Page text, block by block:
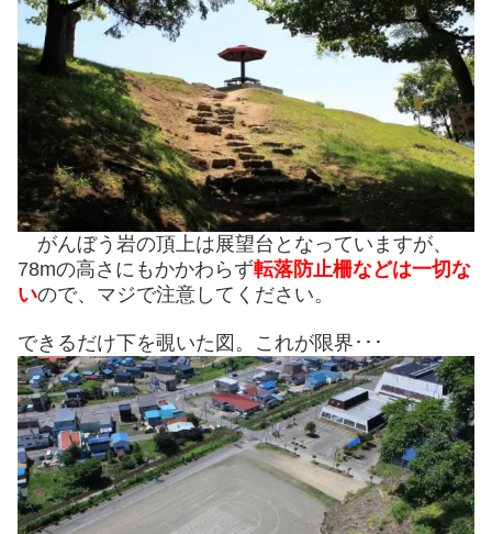
がんぼう岩の頂上は展望台となっていますが、
78mの高さにもかかわらず転落防止柵などは一切な
いので、マジで注意してください。
できるだけ下を覗いた図。これが限界･･･